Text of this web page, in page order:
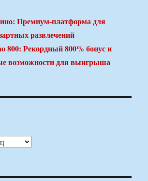
Премиум-платформа для
развлечений
800: Рекордный 800% бонус и
возможности для выигрыша